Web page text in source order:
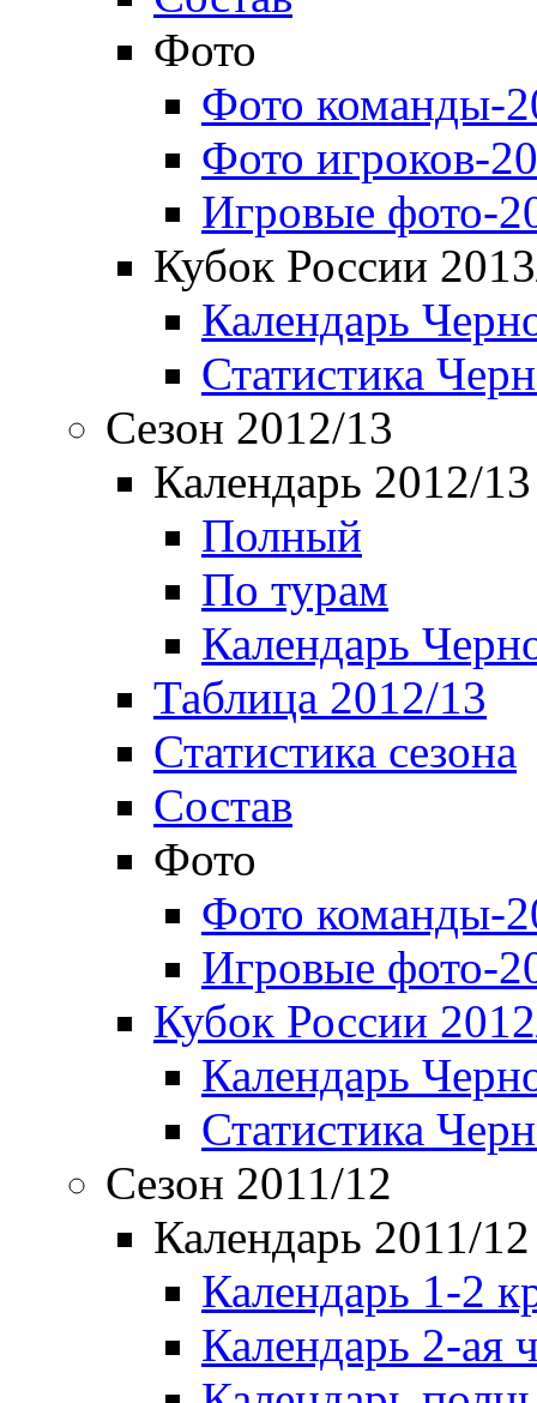
Фото
Фото команды-
Фото игроков-
Игровые фото-
Кубок России
Календарь
Статистика
Сезон 2012/13
Календарь 2012/13
Полный
По турам
Календарь
Таблица 2012/13
Статистика сезона
Состав
Фото
Фото команды-
Игровые фото-
Кубок России
Календарь
Статистика
Сезон 2011/12
Календарь 2011/12
Календарь 1-2
Календарь 2-ая